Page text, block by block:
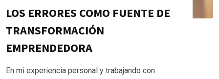
LOS ERRORES COMO FUENTE DE
TRANSFORMACIÓN
EMPRENDEDORA
En mi experiencia personal y trabajando con